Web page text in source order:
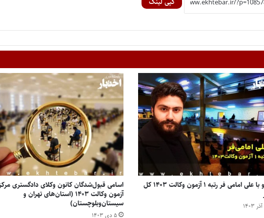
گفتگو با علی امامی فر رتبه ۱ آزمون وکالت ۱۴۰۳ کل
اسامی قبول‌شدگان کانون وکلای دادگستری
آزمون وکالت ۱۴۰۳ (استان‌های تهران و
سیستان‌وبلوچستان)
۵ دی ۱۴۰۳